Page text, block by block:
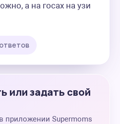
а на госах на узи
ответов
или задать свой
приложении Supermoms